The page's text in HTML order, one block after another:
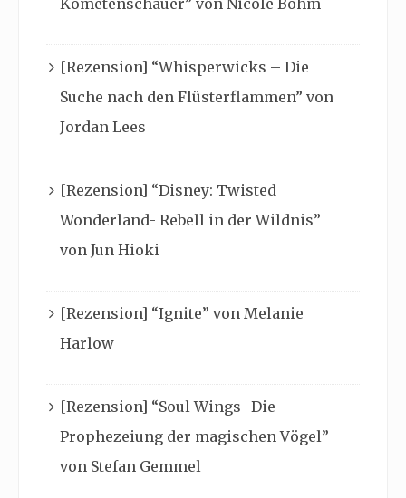
Kometenschauer” von Nicole Böhm
[Rezension] “Whisperwicks – Die
Suche nach den Flüsterflammen” von
Jordan Lees
[Rezension] “Disney: Twisted
Wonderland- Rebell in der Wildnis”
von Jun Hioki
[Rezension] “Ignite” von Melanie
Harlow
[Rezension] “Soul Wings- Die
Prophezeiung der magischen Vögel”
von Stefan Gemmel